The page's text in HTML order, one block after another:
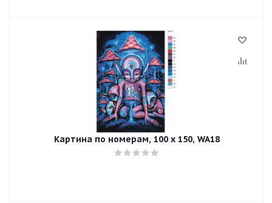
Картина по номерам, 100 x 150, WA18